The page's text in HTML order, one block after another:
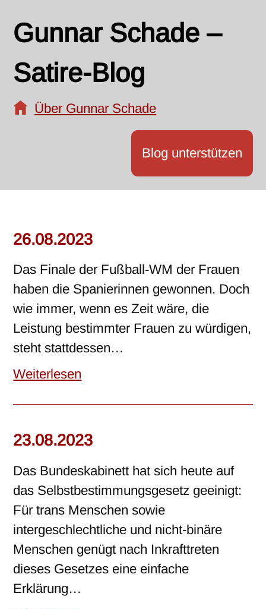
Gunnar Schade –
Satire-Blog
Über Gunnar Schade
Blog unterstützen
26.08.2023
Das Finale der Fußball-WM der Frauen
haben die Spanierinnen gewonnen. Doch
wie immer, wenn es Zeit wäre, die
Leistung bestimmter Frauen zu würdigen,
steht stattdessen…
Weiterlesen
23.08.2023
Das Bundeskabinett hat sich heute auf
das Selbstbestimmungsgesetz geeinigt:
Für trans Menschen sowie
intergeschlechtliche und nicht-binäre
Menschen genügt nach Inkrafttreten
dieses Gesetzes eine einfache
Erklärung…